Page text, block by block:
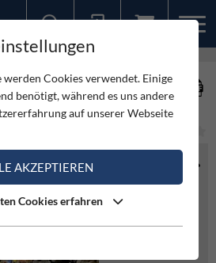
Cookies verwendet. Einige
benötigt, während es uns andere
auf unserer Webseite
AKZEPTIEREN
Cookies erfahren